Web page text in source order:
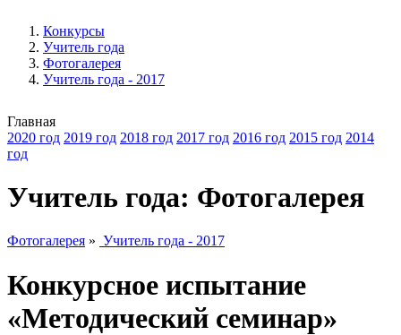
Конкурсы
Учитель года
Фотогалерея
Учитель года - 2017
Главная
2020 год 2019 год 2018 год 2017 год 2016 год 2015 год 2014
год
Учитель года: Фотогалерея
Фотогалерея » Учитель года - 2017
Конкурсное испытание
«Методический семинар»